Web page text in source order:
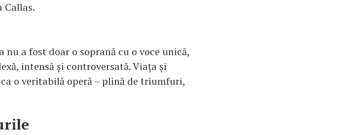
Callas.
nu a fost doar o soprană cu o voce unică,
intensă și controversată. Viața și
o veritabilă operă – plină de triumfuri,